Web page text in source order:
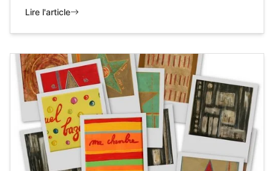
Lire l'article